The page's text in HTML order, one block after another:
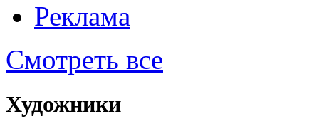
Реклама
Смотреть все
Художники